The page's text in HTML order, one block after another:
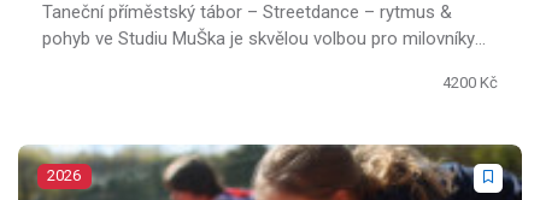
Taneční příměstský tábor – Streetdance – rytmus &
pohyb ve Studiu MuŠka je skvělou volbou pro milovníky
4200 Kč
2026